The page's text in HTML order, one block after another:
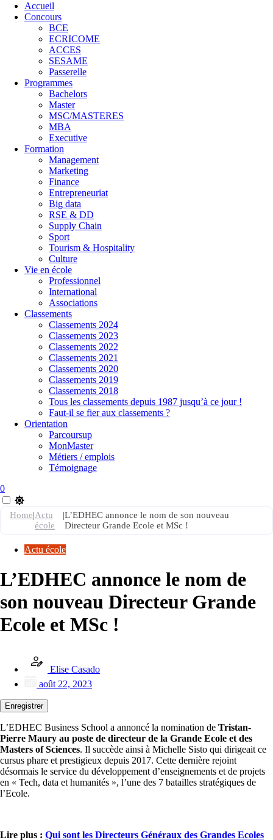
Accueil
Concours
BCE
ECRICOME
ACCES
SESAME
Passerelle
Programmes
Bachelors
Master
MSC/MASTERES
MBA
Executive
Formation
Management
Marketing
Finance
Entrepreneuriat
Big data
RSE & DD
Supply Chain
Sport
Tourism & Hospitality
Culture
Vie en école
Professionnel
International
Associations
Classements
Classements 2024
Classements 2023
Classements 2022
Classements 2021
Classements 2020
Classements 2019
Classements 2018
Tous les classements depuis 1987 jusqu’à ce jour !
Faut-il se fier aux classements ?
Orientation
Parcoursup
MonMaster
Métiers / emplois
Témoignage
0
Home|Actu
école
|L’EDHEC annonce le nom de son nouveau
Directeur Grande Ecole et MSc !
Actu école
L’EDHEC annonce le nom de
son nouveau Directeur Grande
Ecole et MSc !
Elise Casado
août 22, 2023
Enregistrer
L’EDHEC Business School a annoncé la nomination de Tristan-
Pierre Maury au poste de directeur de la Grande Ecole et des
Masters of Sciences. Il succède ainsi à Michelle Sisto qui dirigeait ce
cursus phare et prestigieux depuis 2017. Cette dernière rejoint
désormais le service du développement d’enseignements et de projets
en « Tech, data et humanités », l’une des 7 batailles stratégiques de
l’Ecole.
Lire plus : Qui sont les Directeurs Généraux des Grandes Ecoles